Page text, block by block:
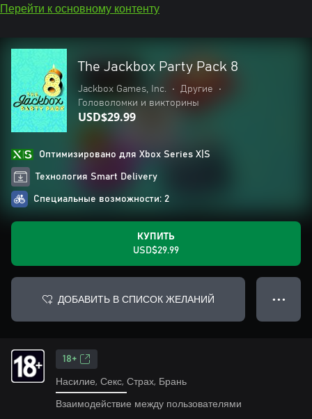
Перейти к основному контенту
The Jackbox Party Pack 8
Jackbox Games, Inc. • Другие
•
Головоломки и викторины
USD$29.99
Оптимизировано для Xbox Series X|S
Технология Smart Delivery
Специальные возможности: 2
КУПИТЬ
USD$29.99
ДОБАВИТЬ В СПИСОК ЖЕЛАНИЙ ● ● ●
18+
Насилие, Секс, Страх, Брань
Взаимодействие между пользователями